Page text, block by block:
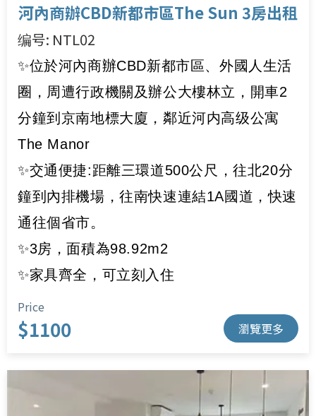
河內商辦CBD新都市區The Sun 3房出租
编号: NTL02
✨位於河內商辦CBD新都市區、外國人生活
圈，周遭行政機關及辦公大樓林立，開車2
分鐘到京南地標大廈，鄰近河内高级公寓
The Manor
✨交通便捷:距離三環道500公尺，往北20分
鐘到內排機場，往南快速連結1A國道，快速
通往個省市。
✨3房，面積為98.92m2
✨家具齊全，可立刻入住
Price
$1100 瀏覽更多